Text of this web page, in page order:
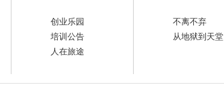
创业乐园
培训公告
人在旅途
不离不弃
从地狱到天堂